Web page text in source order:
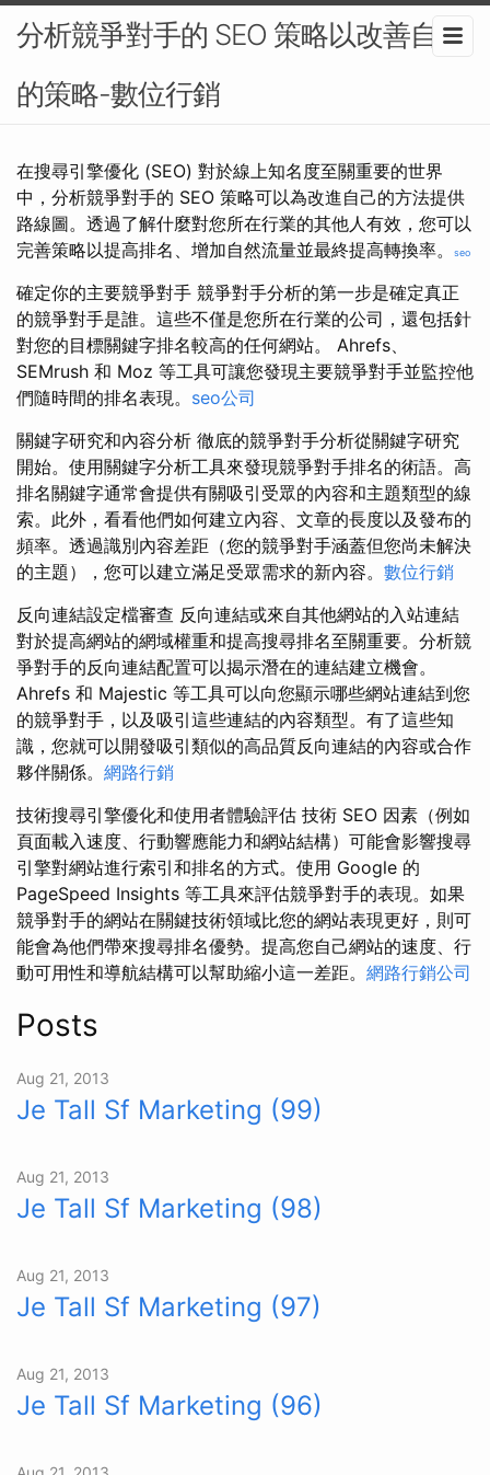
分析競爭對手的 SEO 策略以改善自己
的策略-數位行銷
在搜尋引擎優化 (SEO) 對於線上知名度至關重要的世界
中，分析競爭對手的 SEO 策略可以為改進自己的方法提供
路線圖。透過了解什麼對您所在行業的其他人有效，您可以
完善策略以提高排名、增加自然流量並最終提高轉換率。
seo
確定你的主要競爭對手 競爭對手分析的第一步是確定真正
的競爭對手是誰。這些不僅是您所在行業的公司，還包括針
對您的目標關鍵字排名較高的任何網站。 Ahrefs、
SEMrush 和 Moz 等工具可讓您發現主要競爭對手並監控他
們隨時間的排名表現。 seo公司
關鍵字研究和內容分析 徹底的競爭對手分析從關鍵字研究
開始。使用關鍵字分析工具來發現競爭對手排名的術語。高
排名關鍵字通常會提供有關吸引受眾的內容和主題類型的線
索。此外，看看他們如何建立內容、文章的長度以及發布的
頻率。透過識別內容差距（您的競爭對手涵蓋但您尚未解決
的主題），您可以建立滿足受眾需求的新內容。 數位行銷
反向連結設定檔審查 反向連結或來自其他網站的入站連結
對於提高網站的網域權重和提高搜尋排名至關重要。分析競
爭對手的反向連結配置可以揭示潛在的連結建立機會。
Ahrefs 和 Majestic 等工具可以向您顯示哪些網站連結到您
的競爭對手，以及吸引這些連結的內容類型。有了這些知
識，您就可以開發吸引類似的高品質反向連結的內容或合作
夥伴關係。 網路行銷
技術搜尋引擎優化和使用者體驗評估 技術 SEO 因素（例如
頁面載入速度、行動響應能力和網站結構）可能會影響搜尋
引擎對網站進行索引和排名的方式。使用 Google 的
PageSpeed Insights 等工具來評估競爭對手的表現。如果
競爭對手的網站在關鍵技術領域比您的網站表現更好，則可
能會為他們帶來搜尋排名優勢。提高您自己網站的速度、行
動可用性和導航結構可以幫助縮小這一差距。 網路行銷公司
Posts
Aug 21, 2013
Je Tall Sf Marketing (99)
Aug 21, 2013
Je Tall Sf Marketing (98)
Aug 21, 2013
Je Tall Sf Marketing (97)
Aug 21, 2013
Je Tall Sf Marketing (96)